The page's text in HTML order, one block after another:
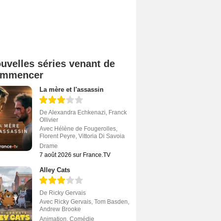
séries venant de
La mère et l'assassin
De Alexandra Echkenazi, Franck
Ollivier
Avec Hélène de Fougerolles,
Florent Peyre, Vittoria Di Savoia
Drame
7 août 2026 sur France.TV
Alley Cats
De Ricky Gervais
Avec Ricky Gervais, Tom Basden,
Andrew Brooke
Animation, Comédie